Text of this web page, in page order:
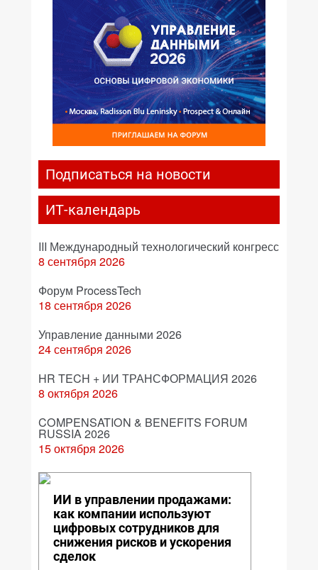
Подписаться на новости
ИТ-календарь
III Международный технологический конгресс
8 сентября 2026
Форум ProcessTech
18 сентября 2026
Управление данными 2026
24 сентября 2026
HR TECH + ИИ ТРАНСФОРМАЦИЯ 2026
8 октября 2026
COMPENSATION & BENEFITS FORUM
RUSSIA 2026
15 октября 2026
ИИ в управлении продажами:
как компании используют
цифровых сотрудников для
снижения рисков и ускорения
сделок